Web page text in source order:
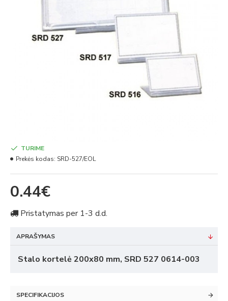
0.44€
TURIME
Prekės kodas: SRD-527/EOL
Pristatymas per 1-3 d.d.
APRAŠYMAS
Stalo kortelė 200x80 mm, SRD 527 0614-003
SPECIFIKACIJOS